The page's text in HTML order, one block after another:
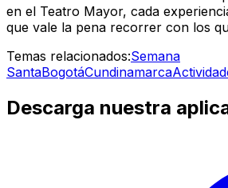
en el Teatro Mayor, cada
que vale la pena recorrer con los
Temas relacionados:Semana
SantaBogotáCundinamarca
Descarga nuestra